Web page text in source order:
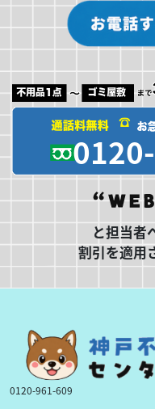
と担当者
割引を適用
0120-961-609